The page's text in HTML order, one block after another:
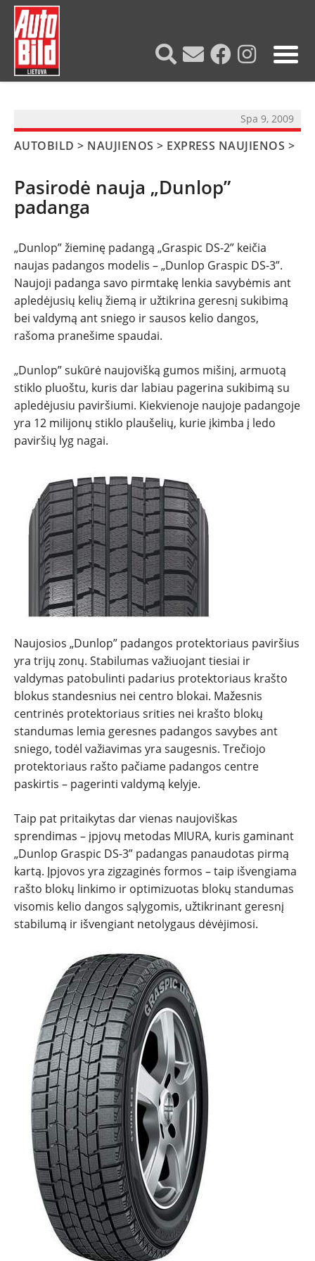
NAUJIENOS
TESTAI
NAUJI
REPORTAŽAI
SPORTAS
PATARIMAI
ĮVAIRENYBĖS
Spa 9, 2009
AUTOBILD > NAUJIENOS > EXPRESS NAUJIENOS >
Pasirodė nauja „Dunlop”
padanga
„Dunlop” žieminę padangą „Graspic DS-2” keičia
naujas padangos modelis – „Dunlop Graspic DS-3”.
Naujoji padanga savo pirmtakę lenkia savybėmis ant
apledėjusių kelių žiemą ir užtikrina geresnį sukibimą
bei valdymą ant sniego ir sausos kelio dangos,
rašoma pranešime spaudai.
„Dunlop” sukūrė naujovišką gumos mišinį, armuotą
stiklo pluoštu, kuris dar labiau pagerina sukibimą su
apledėjusiu paviršiumi. Kiekvienoje naujoje padangoje
yra 12 milijonų stiklo plaušelių, kurie įkimba į ledo
paviršių lyg nagai.
Naujosios „Dunlop” padangos protektoriaus paviršius
yra trijų zonų. Stabilumas važiuojant tiesiai ir
valdymas patobulinti padarius protektoriaus krašto
blokus standesnius nei centro blokai. Mažesnis
centrinės protektoriaus srities nei krašto blokų
standumas lemia geresnes padangos savybes ant
sniego, todėl važiavimas yra saugesnis. Trečiojo
protektoriaus rašto pačiame padangos centre
paskirtis – pagerinti valdymą kelyje.
Taip pat pritaikytas dar vienas naujoviškas
sprendimas – įpjovų metodas MIURA, kuris gaminant
„Dunlop Graspic DS-3” padangas panaudotas pirmą
kartą. Įpjovos yra zigzaginės formos – taip išvengiama
rašto blokų linkimo ir optimizuotas blokų standumas
visomis kelio dangos sąlygomis, užtikrinant geresnį
stabilumą ir išvengiant netolygaus dėvėjimosi.